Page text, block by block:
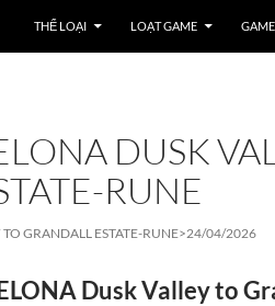
THỂ LOẠI LOẠT GAME
DUSK
RUNE
GRANDALL ESTATE-RUNE>24/04/2026
Dusk Valley to